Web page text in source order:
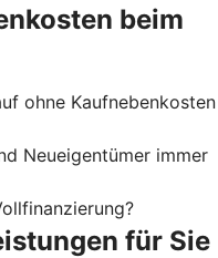
beim
ohne Kaufnebenkosten
Neueigentümer immer
für Sie